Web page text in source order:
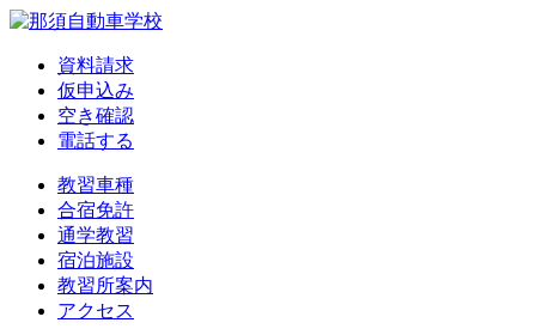
資料請求
仮申込み
空き確認
電話する
教習車種
合宿免許
通学教習
宿泊施設
教習所案内
アクセス